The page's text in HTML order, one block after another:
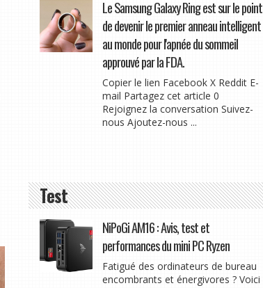
Le Samsung Galaxy Ring est sur le point
de devenir le premier anneau intelligent
au monde pour l'apnée du sommeil
approuvé par la FDA.
Copier le lien Facebook X Reddit E-
mail Partagez cet article 0
Rejoignez la conversation Suivez-
nous Ajoutez-nous ...
Test
NiPoGi AM16 : Avis, test et
performances du mini PC Ryzen
Fatigué des ordinateurs de bureau
encombrants et énergivores ? Voici